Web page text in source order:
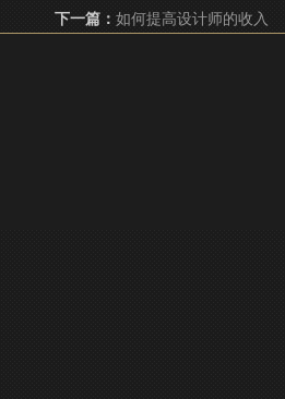
下一篇： 如何提高设计师的收入